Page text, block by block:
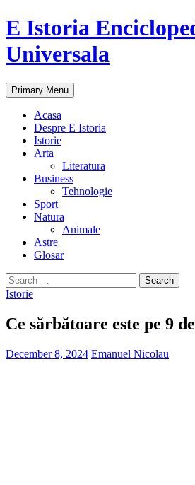
E Istoria
Universala
Search
Primary Menu Skip
to
Acasa
Despre E Istoria
Istorie
Arta
Literatura
Business
Tehnologie
Sport
Natura
Animale
Astre
Glosar
Search
for:
Istorie
Ce sărbătoare este pe 9
December 8, 2024 Emanuel Nicolau